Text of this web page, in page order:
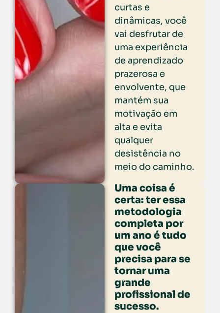
curtas e
dinâmicas, você
vai desfrutar de
uma experiência
de aprendizado
prazerosa e
envolvente, que
mantém sua
motivação em
alta e evita
qualquer
desistência no
meio do caminho.
Uma coisa é
certa: ter essa
metodologia
completa por
um ano é tudo
que você
precisa para se
tornar uma
grande
profissional de
sucesso.